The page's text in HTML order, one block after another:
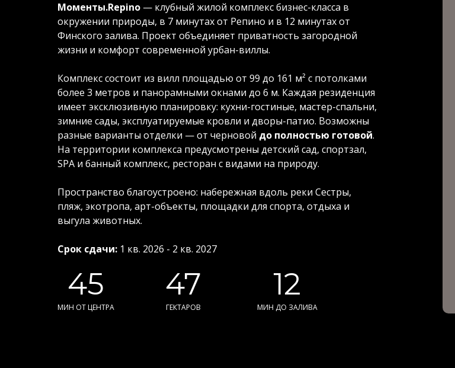
12
47
45
МИН ДО ЗАЛИВА
ГЕКТАРОВ
МИН ОТ ЦЕНТРА
Моменты.Repino — клубный жилой комплекс бизнес-класса в
окружении природы, в 7 минутах от Репино и в 12 минутах от
Финского залива. Проект объединяет приватность загородной
жизни и комфорт современной урбан-виллы.
Комплекс состоит из вилл площадью от 99 до 161 м² с потолками
более 3 метров и панорамными окнами до 6 м. Каждая резиденция
имеет эксклюзивную планировку: кухни-гостиные, мастер-спальни,
зимние сады, эксплуатируемые кровли и дворы-патио. Возможны
разные варианты отделки — от черновой до полностью готовой.
На территории комплекса предусмотрены детский сад, спортзал,
SPA и банный комплекс, ресторан с видами на природу.
Пространство благоустроено: набережная вдоль реки Сестры,
пляж, экотропа, арт-объекты, площадки для спорта, отдыха и
выгула животных.
Срок сдачи: 1 кв. 2026 - 2 кв. 2027